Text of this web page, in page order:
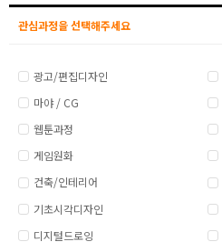
관심과정을 선택해주세요
광고/편집디자인
마야 / CG
웹툰과정
게임원화
건축/인테리어
기초시각디자인
디지털드로잉